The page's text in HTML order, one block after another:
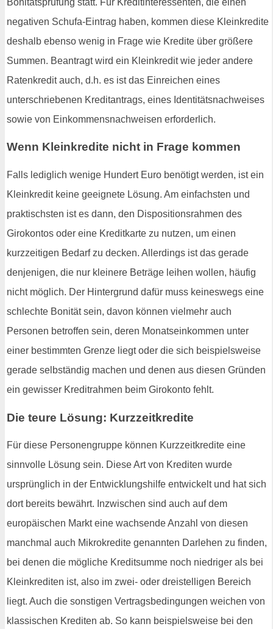
negativen Schufa-Eintrag haben, kommen diese Kleinkredite
deshalb ebenso wenig in Frage wie Kredite über größere
Summen. Beantragt wird ein Kleinkredit wie jeder andere
Ratenkredit auch, d.h. es ist das Einreichen eines
unterschriebenen Kreditantrags, eines Identitätsnachweises
sowie von Einkommensnachweisen erforderlich.
Wenn Kleinkredite nicht in Frage kommen
Falls lediglich wenige Hundert Euro benötigt werden, ist ein
Kleinkredit keine geeignete Lösung. Am einfachsten und
praktischsten ist es dann, den Dispositionsrahmen des
Girokontos oder eine Kreditkarte zu nutzen, um einen
kurzzeitigen Bedarf zu decken. Allerdings ist das gerade
denjenigen, die nur kleinere Beträge leihen wollen, häufig
nicht möglich. Der Hintergrund dafür muss keineswegs eine
schlechte Bonität sein, davon können vielmehr auch
Personen betroffen sein, deren Monatseinkommen unter
einer bestimmten Grenze liegt oder die sich beispielsweise
gerade selbständig machen und denen aus diesen Gründen
ein gewisser Kreditrahmen beim Girokonto fehlt.
Die teure Lösung: Kurzzeitkredite
Für diese Personengruppe können Kurzzeitkredite eine
sinnvolle Lösung sein. Diese Art von Krediten wurde
ursprünglich in der Entwicklungshilfe entwickelt und hat sich
dort bereits bewährt. Inzwischen sind auch auf dem
europäischen Markt eine wachsende Anzahl von diesen
manchmal auch Mikrokredite genannten Darlehen zu finden,
bei denen die mögliche Kreditsumme noch niedriger als bei
Kleinkrediten ist, also im zwei- oder dreistelligen Bereich
liegt. Auch die sonstigen Vertragsbedingungen weichen von
klassischen Krediten ab. So kann beispielsweise bei den